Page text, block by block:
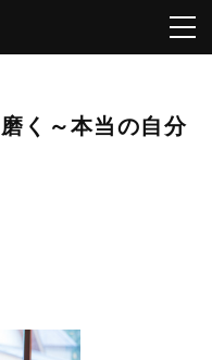
く～本当の自分